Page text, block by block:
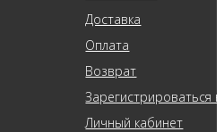
Доставка
Оплата
Возврат
Зарегистрироваться
Личный кабинет